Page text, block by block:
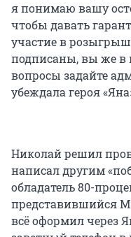
я понимаю вашу
чтобы давать
участие в
подписаны, вы же в
вопросы задайте
убеждала героя
Николай решил
написал другим
обладатель 80-
представившийся
всё оформил через